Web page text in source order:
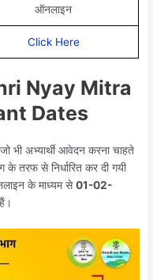
ऑनलाइन
Click Here
Nyay Mitra
Dates
भी अभ्यार्थी आवेदन करना चाहते
के तरफ से निर्धारित कर दी गयी
के माध्यम से01-02-